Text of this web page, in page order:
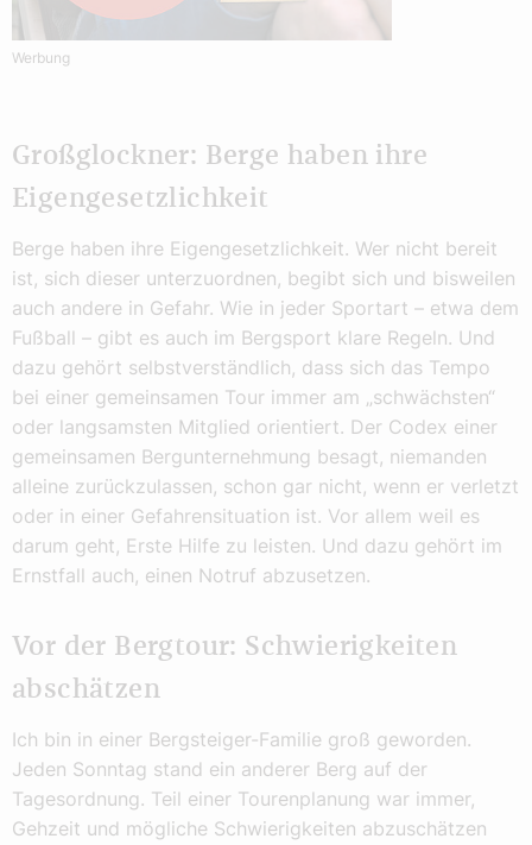
Werbung
Großglockner: Berge haben ihre
Eigengesetzlichkeit
Berge haben ihre Eigengesetzlichkeit. Wer nicht bereit
ist, sich dieser unterzuordnen, begibt sich und bisweilen
auch andere in Gefahr. Wie in jeder Sportart – etwa dem
Fußball – gibt es auch im Bergsport klare Regeln. Und
dazu gehört selbstverständlich, dass sich das Tempo
bei einer gemeinsamen Tour immer am „schwächsten“
oder langsamsten Mitglied orientiert. Der Codex einer
gemeinsamen Bergunternehmung besagt, niemanden
alleine zurückzulassen, schon gar nicht, wenn er verletzt
oder in einer Gefahrensituation ist. Vor allem weil es
darum geht, Erste Hilfe zu leisten. Und dazu gehört im
Ernstfall auch, einen Notruf abzusetzen.
Vor der Bergtour: Schwierigkeiten
abschätzen
Ich bin in einer Bergsteiger-Familie groß geworden.
Jeden Sonntag stand ein anderer Berg auf der
Tagesordnung. Teil einer Tourenplanung war immer,
Gehzeit und mögliche Schwierigkeiten abzuschätzen